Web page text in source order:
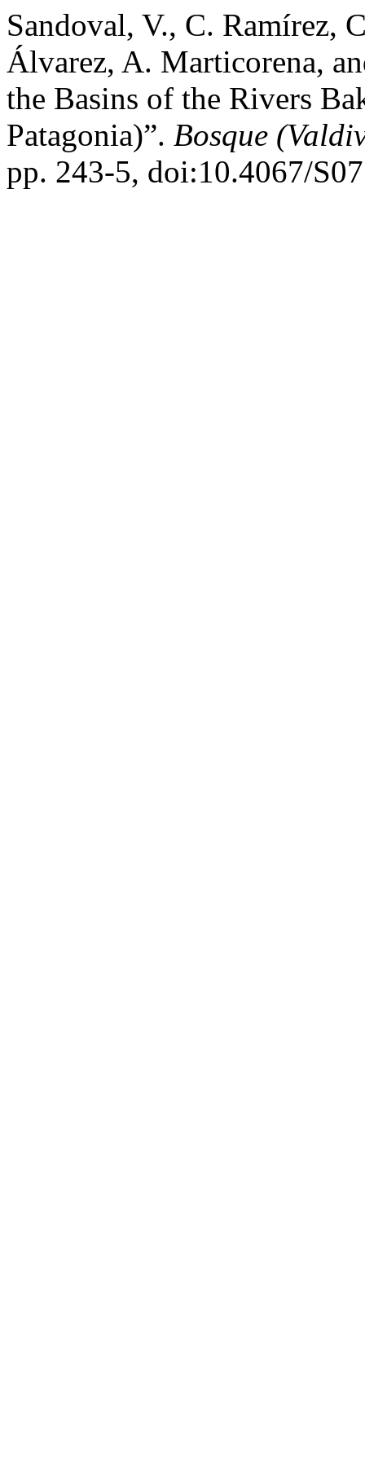
Sandoval, V., C. Ramírez,
Álvarez, A. Marticorena,
the Basins of the Rivers
Patagonia)”. Bosque
pp. 243-5, doi:10.4067/